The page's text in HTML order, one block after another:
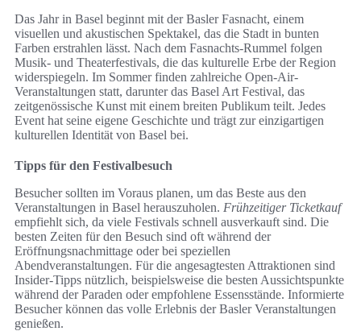
Das Jahr in Basel beginnt mit der Basler Fasnacht, einem
visuellen und akustischen Spektakel, das die Stadt in bunten
Farben erstrahlen lässt. Nach dem Fasnachts-Rummel folgen
Musik- und Theaterfestivals, die das kulturelle Erbe der Region
widerspiegeln. Im Sommer finden zahlreiche Open-Air-
Veranstaltungen statt, darunter das Basel Art Festival, das
zeitgenössische Kunst mit einem breiten Publikum teilt. Jedes
Event hat seine eigene Geschichte und trägt zur einzigartigen
kulturellen Identität von Basel bei.
Tipps für den Festivalbesuch
Besucher sollten im Voraus planen, um das Beste aus den
Veranstaltungen in Basel herauszuholen. Frühzeitiger Ticketkauf
empfiehlt sich, da viele Festivals schnell ausverkauft sind. Die
besten Zeiten für den Besuch sind oft während der
Eröffnungsnachmittage oder bei speziellen
Abendveranstaltungen. Für die angesagtesten Attraktionen sind
Insider-Tipps nützlich, beispielsweise die besten Aussichtspunkte
während der Paraden oder empfohlene Essensstände. Informierte
Besucher können das volle Erlebnis der Basler Veranstaltungen
genießen.